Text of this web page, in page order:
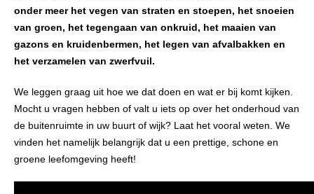
onder meer het vegen van straten en stoepen, het snoeien
van groen, het tegengaan van onkruid, het maaien van
gazons en kruidenbermen, het legen van afvalbakken en
het verzamelen van zwerfvuil.
We leggen graag uit hoe we dat doen en wat er bij komt kijken.
Mocht u vragen hebben of valt u iets op over het onderhoud van
de buitenruimte in uw buurt of wijk? Laat het vooral weten. We
vinden het namelijk belangrijk dat u een prettige, schone en
groene leefomgeving heeft!